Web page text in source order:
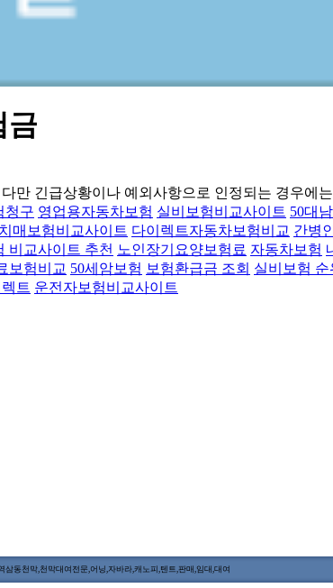
금
만 긴급상황이나 예외사항으로 인정되는 경우에
청구 영업용자동차보험 실비보험비교사이트 50대
치매보험비교사이트 다이렉트자동차보험비교 간병
비교사이트 추천 노인장기요양보험료 자동차보험
보험비교 50세암보험 보험환급금 조회 실비보험 순
트 운전자보험비교사이트
동천막,천막대여전문,어닝,자바라,캐노피,텐트,판매,임대,대여